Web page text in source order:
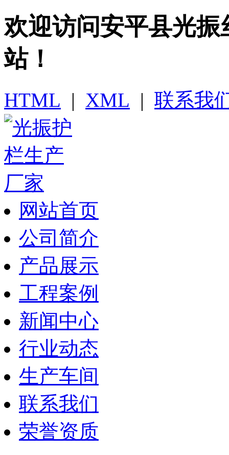
欢迎访问​安平县光
站！
HTML | XML | 联系我
网站首页
公司简介
产品展示
工程案例
新闻中心
行业动态
生产车间
联系我们
荣誉资质